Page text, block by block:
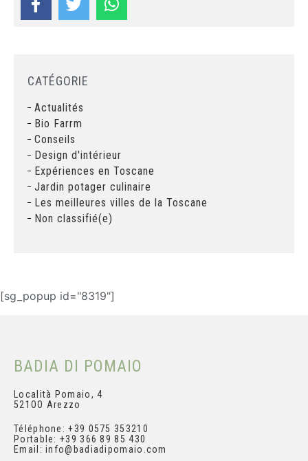
Partager sur:
CATÉGORIE
Actualités
Bio Farrm
Conseils
Design d'intérieur
Expériences en Toscane
Jardin potager culinaire
BADIA DI POMAIO
Località Pomaio, 4
521OO Arezzo